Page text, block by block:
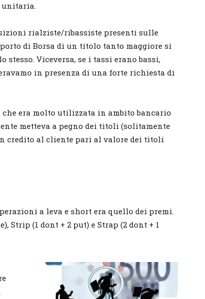
unitaria.
rialziste/ribassiste presenti sulle
di Borsa di un titolo tanto maggiore si
Viceversa, se i tassi erano bassi,
in presenza di una forte richiesta di
era molto utilizzata in ambito bancario
metteva a pegno dei titoli (solitamente
credito al cliente pari al valore dei titoli
a leva e short era quello dei premi.
Strip (1 dont + 2 put) e Strap (2 dont + 1